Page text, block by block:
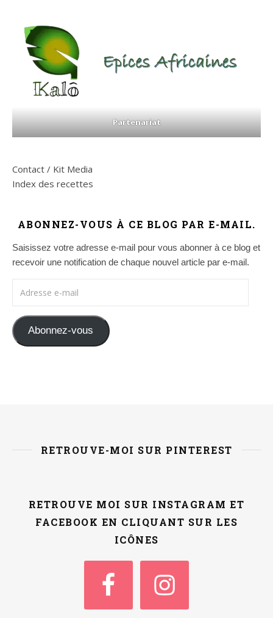
Partenariat
Contact / Kit Media
Index des recettes
ABONNEZ-VOUS À CE BLOG PAR E-MAIL.
Saisissez votre adresse e-mail pour vous abonner à ce blog et
recevoir une notification de chaque nouvel article par e-mail.
Abonnez-vous
RETROUVE-MOI SUR PINTEREST
RETROUVE MOI SUR INSTAGRAM ET
FACEBOOK EN CLIQUANT SUR LES
ICÔNES